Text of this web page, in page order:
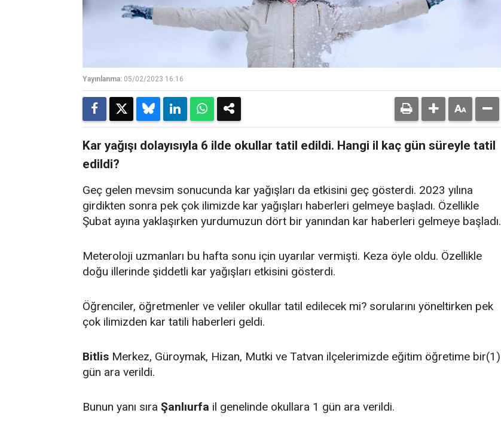
Yayınlanma: 05/02/2023 16:16
Kar yağışı dolayısıyla 6 ilde okullar tatil edildi. Hangi il kaç gün süreyle tatil
edildi?
Geç gelen mevsim sonucunda kar yağışları da etkisini geç gösterdi. 2023 yılına
girdikten sonra pek çok ilimizde kar yağışları haberleri gelmeye başladı. Özellikle
Şubat ayına yaklaşırken yurdumuzun dört bir yanından kar haberleri gelmeye başladı.
Meteroloji uzmanları bu hafta sonu için uyarılar vermişti. Keza öyle oldu. Özellikle
doğu illerinde şiddetli kar yağışları etkisini gösterdi.
Öğrenciler, öğretmenler ve veliler okullar tatil edilecek mi? sorularını yöneltirken pek
çok ilimizden kar tatili haberleri geldi.
Bitlis Merkez, Güroymak, Hizan, Mutki ve Tatvan ilçelerimizde eğitim öğretime bir(1)
gün ara verildi.
Bunun yanı sıra Şanlıurfa il genelinde okullara 1 gün ara verildi.